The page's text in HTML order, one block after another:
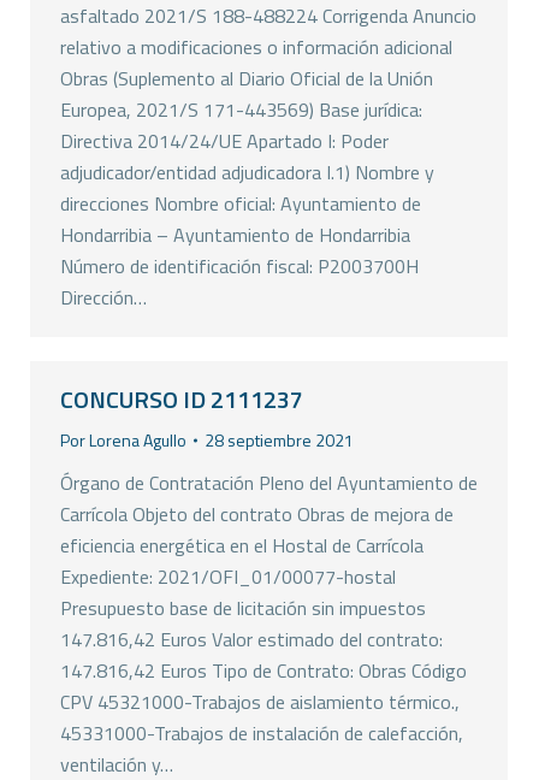
asfaltado 2021/S 188-488224 Corrigenda Anuncio
relativo a modificaciones o información adicional
Obras (Suplemento al Diario Oficial de la Unión
Europea, 2021/S 171-443569) Base jurídica:
Directiva 2014/24/UE Apartado I: Poder
adjudicador/entidad adjudicadora I.1) Nombre y
direcciones Nombre oficial: Ayuntamiento de
Hondarribia – Ayuntamiento de Hondarribia
Número de identificación fiscal: P2003700H
Dirección…
CONCURSO ID 2111237
PorLorena Agullo 28 septiembre 2021
Órgano de Contratación Pleno del Ayuntamiento de
Carrícola Objeto del contrato Obras de mejora de
eficiencia energética en el Hostal de Carrícola
Expediente: 2021/OFI_01/00077-hostal
Presupuesto base de licitación sin impuestos
147.816,42 Euros Valor estimado del contrato:
147.816,42 Euros Tipo de Contrato: Obras Código
CPV 45321000-Trabajos de aislamiento térmico.,
45331000-Trabajos de instalación de calefacción,
ventilación y…